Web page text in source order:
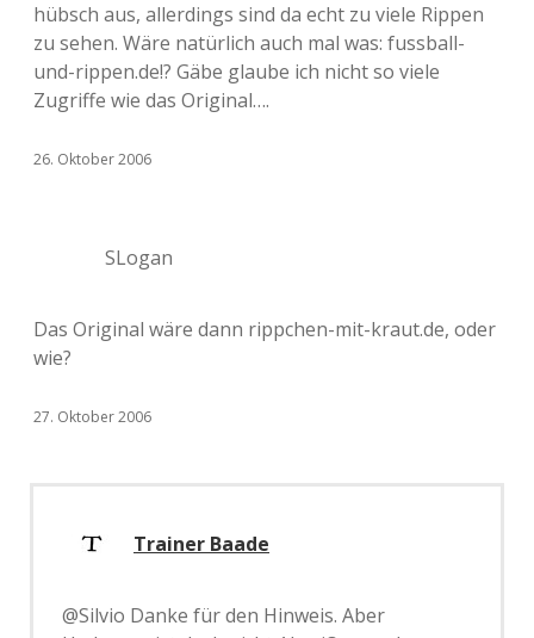
hübsch aus, allerdings sind da echt zu viele Rippen
zu sehen. Wäre natürlich auch mal was: fussball-
und-rippen.de!? Gäbe glaube ich nicht so viele
Zugriffe wie das Original….
26. Oktober 2006
SLogan
Das Original wäre dann rippchen-mit-kraut.de, oder
wie?
27. Oktober 2006
Trainer Baade
@Silvio Danke für den Hinweis. Aber